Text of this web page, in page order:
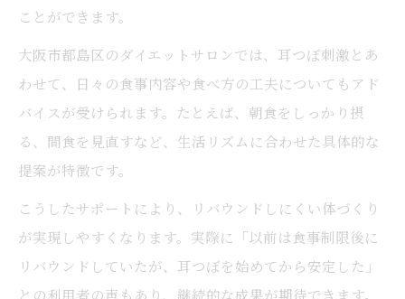
ことができます。
大阪市都島区のダイエットサロンでは、耳つぼ刺激とあ
わせて、日々の食事内容や食べ方の工夫についてもアド
バイスが受けられます。たとえば、朝食をしっかり摂
る、間食を見直すなど、生活リズムに合わせた具体的な
提案が特徴です。
こうしたサポートにより、リバウンドしにくい体づくり
が実現しやすくなります。実際に「以前は食事制限後に
リバウンドしていたが、耳つぼを始めてから安定した」
との利用者の声もあり、継続的な成果が期待できます。